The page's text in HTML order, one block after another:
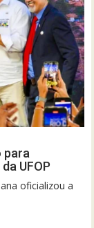
para
UFOP
oficializou a